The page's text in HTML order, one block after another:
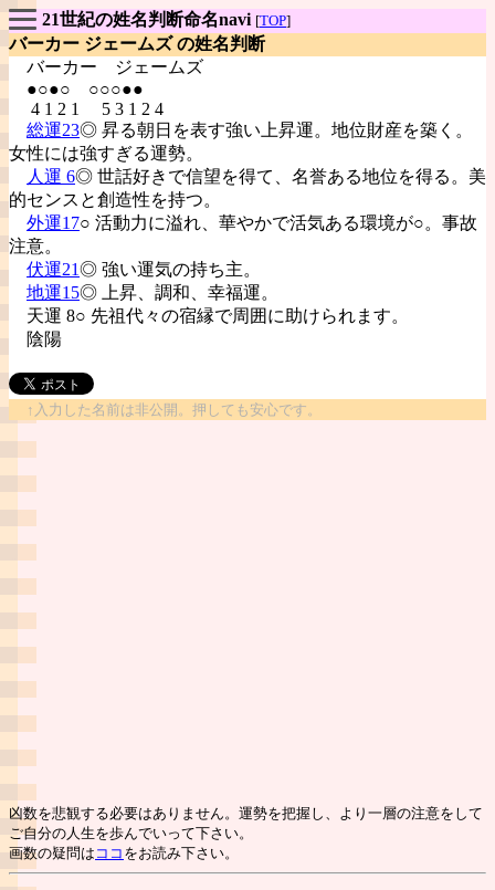
21世紀の姓名判断命名navi [TOP]
バーカー ジェームズ の姓名判断
バーカー
ジェームズ
●○●○ ○○○●●
4 1 2 1 5 3 1 2 4
総運23◎ 昇る朝日を表す強い上昇運。地位財産を築く。
女性には強すぎる運勢。
人運 6◎ 世話好きで信望を得て、名誉ある地位を得る。美
的センスと創造性を持つ。
外運17○ 活動力に溢れ、華やかで活気ある環境が○。事故
注意。
伏運21◎ 強い運気の持ち主。
地運15◎ 上昇、調和、幸福運。
天運 8○ 先祖代々の宿縁で周囲に助けられます。
陰陽
↑入力した名前は非公開。押しても安心です。
凶数を悲観する必要はありません。運勢を把握し、より一層の注意をして
ご自分の人生を歩んでいって下さい。
画数の疑問は ココ をお読み下さい。